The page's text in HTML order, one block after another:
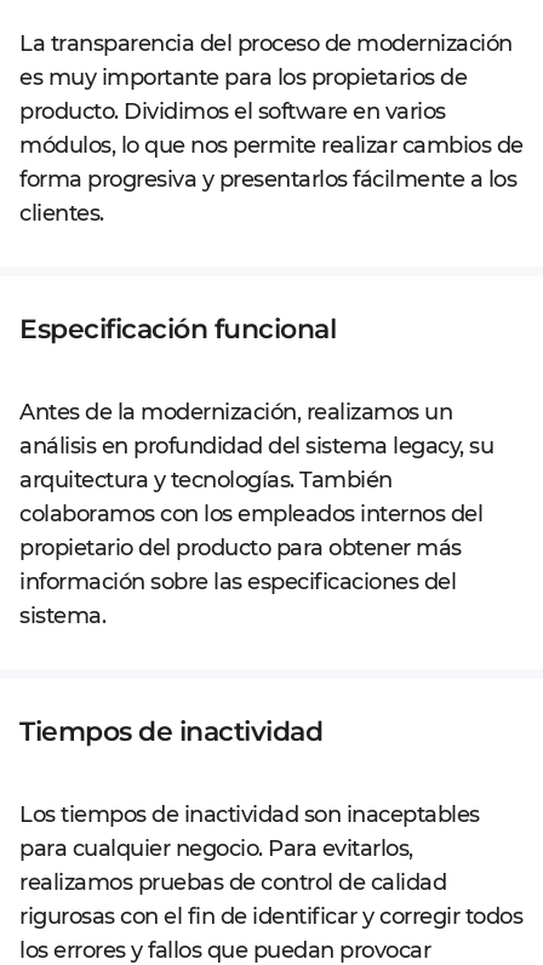
La transparencia del proceso de modernización
es muy importante para los propietarios de
producto. Dividimos el software en varios
módulos, lo que nos permite realizar cambios de
forma progresiva y presentarlos fácilmente a los
clientes.
Especificación funcional
Antes de la modernización, realizamos un
análisis en profundidad del sistema legacy, su
arquitectura y tecnologías. También
colaboramos con los empleados internos del
propietario del producto para obtener más
información sobre las especificaciones del
sistema.
Tiempos de inactividad
Los tiempos de inactividad son inaceptables
para cualquier negocio. Para evitarlos,
realizamos pruebas de control de calidad
rigurosas con el fin de identificar y corregir todos
los errores y fallos que puedan provocar